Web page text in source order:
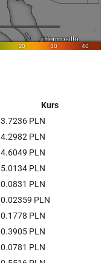
Kurs
3.7236 PLN
4.2982 PLN
4.6049 PLN
5.0134 PLN
0.0831 PLN
0.02359 PLN
0.1778 PLN
0.3905 PLN
0.0781 PLN